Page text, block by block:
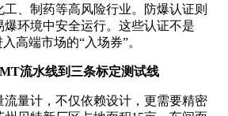
、制药等高风险行业。防爆认证则
环境中安全运行。这些认证不是
高端市场的“入场券”。
流水线到三条标定测试线
量计，不仅依赖设计，更需要精密